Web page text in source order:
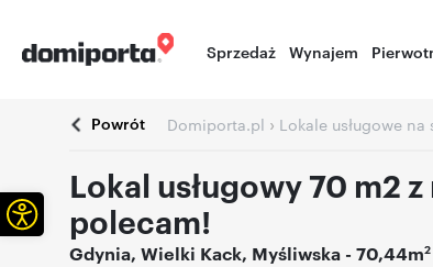
Sprzedaż Wynajem
Powrót Domiporta.pl › Lokale usługowe na
Lokal usługowy 70 m2
polecam!
Gdynia, Wielki Kack, Myśliwska - 70,44m2
Otwórz pasek narzędzi